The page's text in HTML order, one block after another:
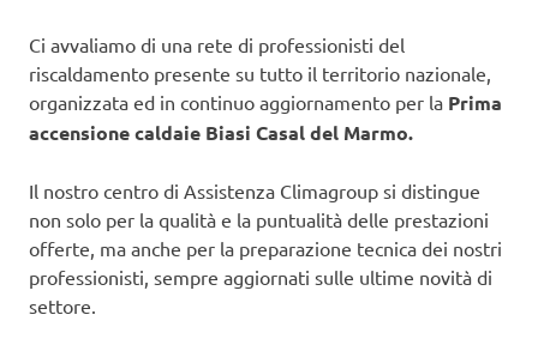
Ci avvaliamo di una rete di professionisti del
riscaldamento presente su tutto il territorio nazionale,
organizzata ed in continuo aggiornamento per la Prima
accensione caldaie Biasi Casal del Marmo.
Il nostro centro di Assistenza Climagroup si distingue
non solo per la qualità e la puntualità delle prestazioni
offerte, ma anche per la preparazione tecnica dei nostri
professionisti, sempre aggiornati sulle ultime novità di
settore.